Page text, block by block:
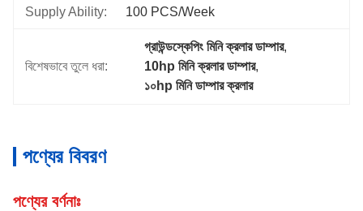
Supply Ability: 100 PCS/Week
বিশেষভাবে তুলে ধরা:
গ্রাউন্ডস্কেপিং মিনি ক্রলার ডাম্পার,
10hp মিনি ক্রলার ডাম্পার,
১০hp মিনি ডাম্পার ক্রলার
পণ্যের বিবরণ
পণ্যের বর্ণনাঃ